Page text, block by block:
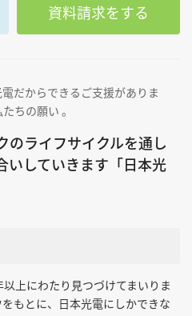
資料請求をする
だからできるご支援がありま
ちの願い 。
のライフサイクルを通し
いしていきます「日本光
上にわたり見つづけてまいりま
もとに、日本光電にしかできな